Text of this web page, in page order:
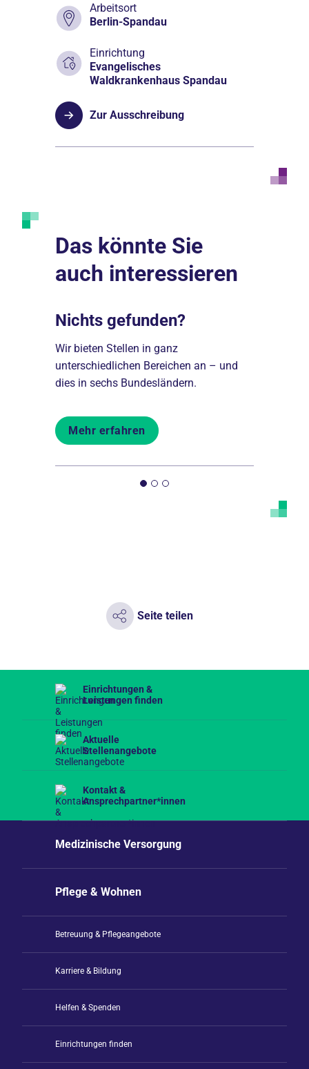
Arbeitsort
Berlin-Spandau
Einrichtung
Evangelisches
Waldkrankenhaus Spandau
Zur Ausschreibung
Das könnte Sie
auch interessieren
Nichts gefunden?
Wir bieten Stellen in ganz
unterschiedlichen Bereichen an – und
dies in sechs Bundesländern.
Mehr erfahren
Seite teilen
Einrichtungen &
Leistungen finden
Aktuelle
Stellenangebote
Kontakt &
Ansprechpartner*innen
Medizinische Versorgung
Pflege & Wohnen
Betreuung & Pflegeangebote
Karriere & Bildung
Helfen & Spenden
Einrichtungen finden